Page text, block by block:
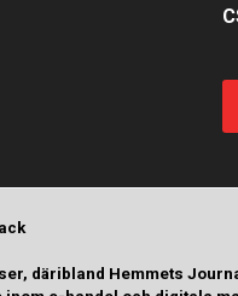
däribland Hemmets